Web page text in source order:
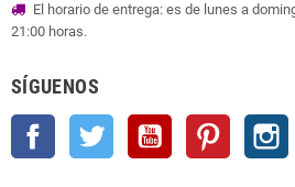
El horario de entrega: es de lunes a
21:00 horas.
SÍGUENOS
Facebook Twitter YouTube Pinterest